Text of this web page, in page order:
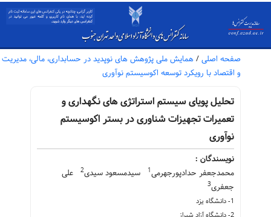
صفحه اصلی / همایش ملی پژوهش های نوپدید در حسابداری، مالی، مدیریت
و اقتصاد با رویکرد توسعه اکوسیستم نوآوری
تحلیل پویای سیستم استراتژی های نگهداری و
تعمیرات تجهیزات شناوری در بستر اکوسیستم
نوآوری
نویسندگان :
محمدجعفر حدادپورجهرمی1 سیدمسعود سیدی2
علی
جعفری3
1- دانشگاه یزد
2- دانشگاه آزاد شیراز